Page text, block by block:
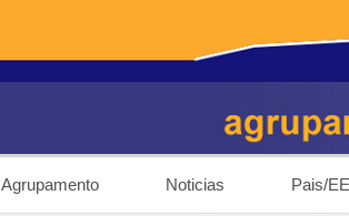
Agrupamento Noticias Pais/EE